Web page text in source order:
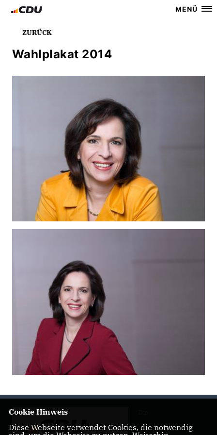
MENÜ
ZURÜCK
Wahlplakat 2014
Cookie Hinweis
Diese Webseite verwendet Cookies, die notwendig